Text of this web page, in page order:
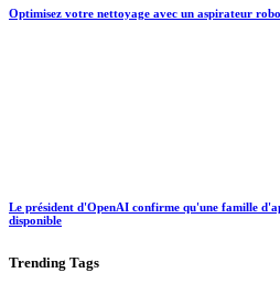
Optimisez votre nettoyage avec un aspirateur
Le président d'OpenAI confirme qu'une famille
disponible
Trending Tags